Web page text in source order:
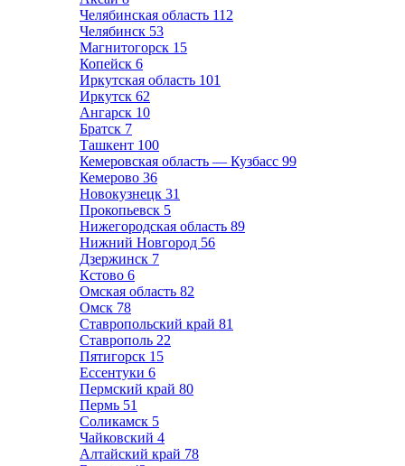
Челябинская область 112
Челябинск 53
Магнитогорск 15
Копейск 6
Иркутская область 101
Иркутск 62
Ангарск 10
Братск 7
Ташкент 100
Кемеровская область — Кузбасс 99
Кемерово 36
Новокузнецк 31
Прокопьевск 5
Нижегородская область 89
Нижний Новгород 56
Дзержинск 7
Кстово 6
Омская область 82
Омск 78
Ставропольский край 81
Ставрополь 22
Пятигорск 15
Ессентуки 6
Пермский край 80
Пермь 51
Соликамск 5
Чайковский 4
Алтайский край 78